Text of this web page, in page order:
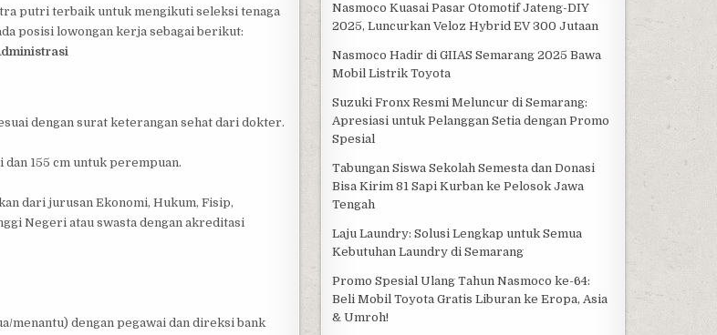
putri terbaik untuk mengikuti seleksi tenaga
posisi lowongan kerja sebagai berikut:
dengan surat keterangan sehat dari dokter.
155 cm untuk perempuan.
dari jurusan Ekonomi, Hukum, Fisip,
Negeri atau swasta dengan akreditasi
menantu) dengan pegawai dan direksi bank
Nasmoco Kuasai Pasar Otomotif Jateng-DIY
2025, Luncurkan Veloz Hybrid EV 300 Jutaan
Nasmoco Hadir di GIIAS Semarang 2025 Bawa
Mobil Listrik Toyota
Suzuki Fronx Resmi Meluncur di Semarang:
Apresiasi untuk Pelanggan Setia dengan Promo
Spesial
Tabungan Siswa Sekolah Semesta dan Donasi
Bisa Kirim 81 Sapi Kurban ke Pelosok Jawa
Tengah
Laju Laundry: Solusi Lengkap untuk Semua
Kebutuhan Laundry di Semarang
Promo Spesial Ulang Tahun Nasmoco ke-64:
Beli Mobil Toyota Gratis Liburan ke Eropa, Asia
& Umroh!